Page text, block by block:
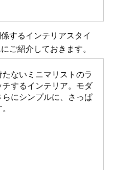
するインテリアスタイ
ご紹介しておきます。
ないミニマリストのラ
するインテリア。モダ
らにシンプルに、さっぱ